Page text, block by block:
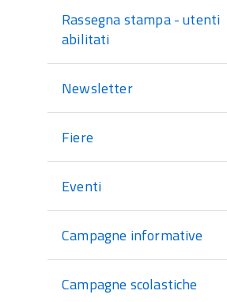
sezione
Rassegna stampa - utenti
abilitati
Newsletter
Fiere
Eventi
Campagne informative
Campagne scolastiche